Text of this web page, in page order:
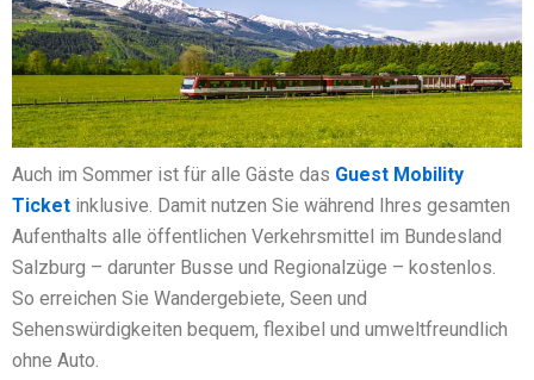
Auch im Sommer ist für alle Gäste das Guest Mobility
Ticket inklusive. Damit nutzen Sie während Ihres gesamten
Aufenthalts alle öffentlichen Verkehrsmittel im Bundesland
Salzburg – darunter Busse und Regionalzüge – kostenlos.
So erreichen Sie Wandergebiete, Seen und
Sehenswürdigkeiten bequem, flexibel und umweltfreundlich
ohne Auto.